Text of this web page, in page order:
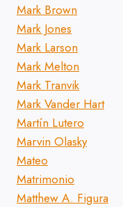
Mark Brown
Mark Jones
Mark Larson
Mark Melton
Mark Tranvik
Mark Vander Hart
Martín Lutero
Marvin Olasky
Mateo
Matrimonio
Matthew A. Figura